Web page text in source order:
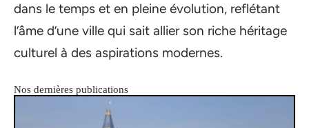
dans le temps et en pleine évolution, reflétant
l’âme d’une ville qui sait allier son riche héritage
culturel à des aspirations modernes.
Nos dernières publications